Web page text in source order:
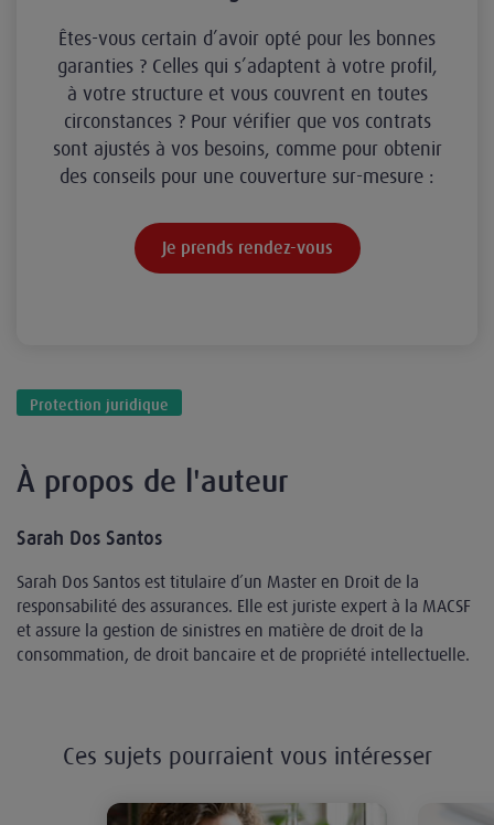
Êtes-vous certain d’avoir opté pour les bonnes
garanties ? Celles qui s’adaptent à votre profil,
à votre structure et vous couvrent en toutes
circonstances ? Pour vérifier que vos contrats
sont ajustés à vos besoins, comme pour obtenir
des conseils pour une couverture sur-mesure :
Je prends rendez-vous
Protection juridique
À propos de l'auteur
Sarah Dos Santos
Sarah Dos Santos est titulaire d’un Master en Droit de la
responsabilité des assurances. Elle est juriste expert à la MACSF
et assure la gestion de sinistres en matière de droit de la
consommation, de droit bancaire et de propriété intellectuelle.
Ces sujets pourraient vous intéresser
Appels de faux conseillers